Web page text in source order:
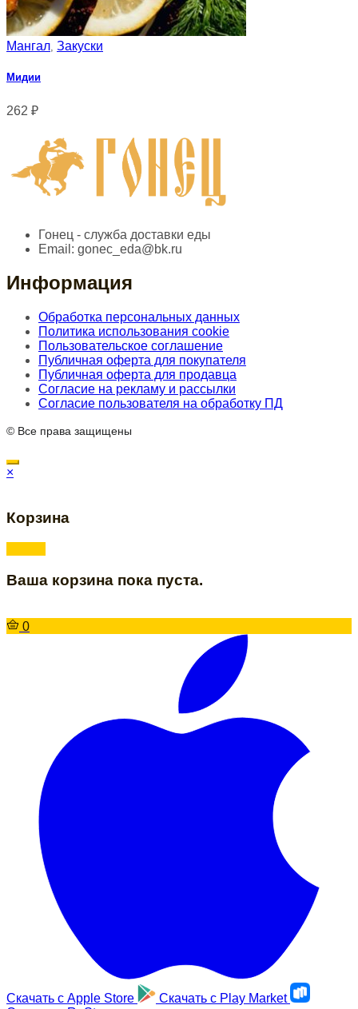
Мангал, Закуски
Мидии
262 ₽
Гонец - служба доставки еды
Email: gonec_eda@bk.ru
Информация
Обработка персональных данных
Политика использования cookie
Пользовательское соглашение
Публичная оферта для покупателя
Публичная оферта для продавца
Согласие на рекламу и рассылки
Согласие пользователя на обработку ПД
© Все права защищены
×
Корзина
Ваша корзина пока пуста.
0
Скачать с Apple Store Скачать с Play Market